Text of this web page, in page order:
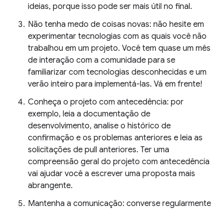
ideias, porque isso pode ser mais útil no final.
Não tenha medo de coisas novas: não hesite em
experimentar tecnologias com as quais você não
trabalhou em um projeto. Você tem quase um mês
de interação com a comunidade para se
familiarizar com tecnologias desconhecidas e um
verão inteiro para implementá-las. Vá em frente!
Conheça o projeto com antecedência: por
exemplo, leia a documentação de
desenvolvimento, analise o histórico de
confirmação e os problemas anteriores e leia as
solicitações de pull anteriores. Ter uma
compreensão geral do projeto com antecedência
vai ajudar você a escrever uma proposta mais
abrangente.
Mantenha a comunicação: converse regularmente